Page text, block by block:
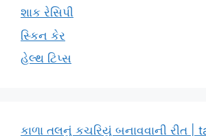
શાક રેસિપી
સ્કિન કેર
હેલ્થ ટિપ્સ
કાળા તલનું કચરિયું બનાવવાની રીત |